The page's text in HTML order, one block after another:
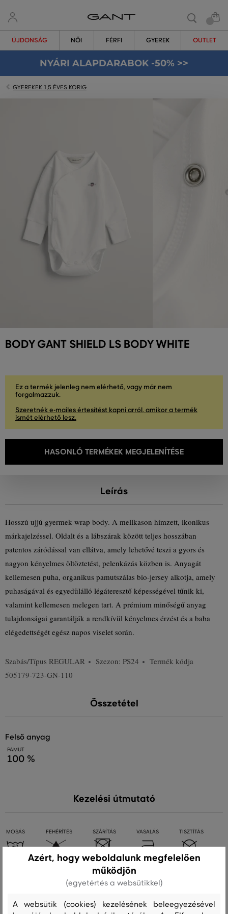
ÚJDONSÁG NŐI FÉRFI GYEREK OUTLET
NYÁRI ALAPDARABOK -50% >>
GYEREKEK 1,5 ÉVES KORIG
BODY GANT SHIELD LS BODY WHITE
Ez a termék jelenleg nem elérhető, vagy már nem
forgalmazzuk.
Szeretnék e-mailes értesítést kapni arról, amikor a termék
ismét elérhető lesz.
HASONLÓ TERMÉKEK MEGJELENÍTÉSE
Leírás
Hosszú ujjú gyermek wrap body. A mellkason hímzett, ikonikus
márkajelzéssel. Oldalt és a lábszárak között teljes hosszában
patentos záródással van ellátva, amely lehetővé teszi a gyors és
nagyon kényelmes öltöztetést, pelenkázás közben is. Anyagát
kellemesen puha, organikus pamutszálas bio-jersey alkotja, amely
puhaságával és egyedülálló légáteresztő képességével tűnik ki,
valamint kellemesen melegen tart. A prémium minőségű anyag
tulajdonságai garantálják a rendkívül kényelmes érzést és a baba
elégedettségét egész napos viselet során.
Szabás/Típus REGULAR Szezon: PS24
Termék kódja
505179-723-GN-110
Összetétel
felső anyag
PAMUT
100 %
Kezelési útmutató
MOSÁS FEHÉRÍTÉS SZÁRÍTÁS VASALÁS TISZTÍTÁS
Ajánlott termékek
Azért, hogy weboldalunk megfelelően
működjön
(egyetértés a websütikkel)
A websütik (cookies) kezelésének beleegyezésével